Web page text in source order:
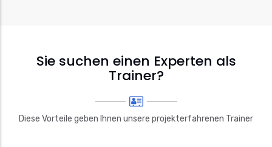
Sie suchen einen Experten als
Trainer?
Diese Vorteile geben Ihnen unsere projekterfahrenen Trainer